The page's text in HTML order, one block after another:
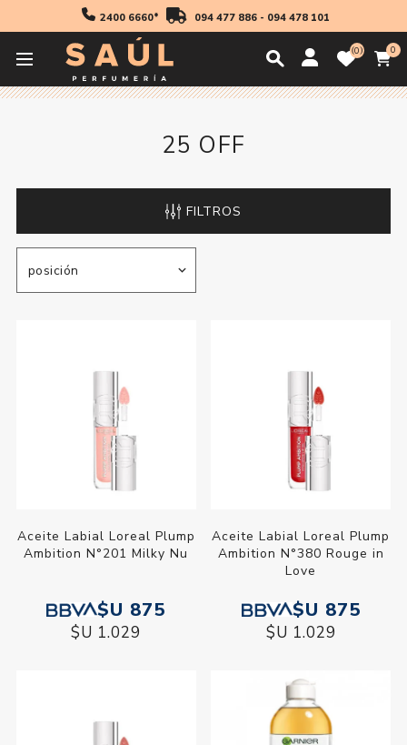
2400 6660* 094 477 886- 094 478 101
0 0
Inicio
25 OFF
FILTROS
Aceite Labial Loreal Plump
Ambition N°201 Milky Nu
$U 875
$U 1.029
Aceite Labial Loreal Plump
Ambition N°380 Rouge in
Love
$U 875
$U 1.029